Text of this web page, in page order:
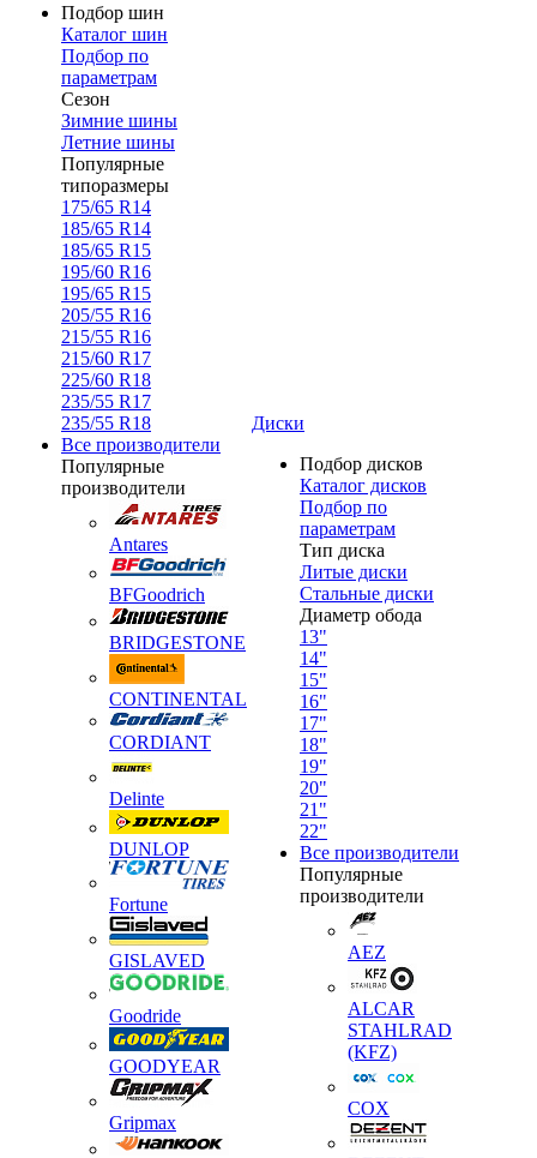
Подбор шин
Каталог шин
Подбор по
параметрам
Сезон
Зимние шины
Летние шины
Популярные
типоразмеры
175/65 R14
185/65 R14
185/65 R15
195/60 R16
195/65 R15
205/55 R16
215/55 R16
215/60 R17
225/60 R18
235/55 R17
235/55 R18
Все производители
Популярные
производители
Antares
BFGoodrich
BRIDGESTONE
CONTINENTAL
CORDIANT
Delinte
DUNLOP
Fortune
GISLAVED
Goodride
GOODYEAR
Gripmax
Диски
Подбор дисков
Каталог дисков
Подбор по
параметрам
Тип диска
Литые диски
Стальные диски
Диаметр обода
13"
14"
15"
16"
17"
18"
19"
20"
21"
22"
Все производители
Популярные
производители
AEZ
ALCAR
STAHLRAD
(KFZ)
COX